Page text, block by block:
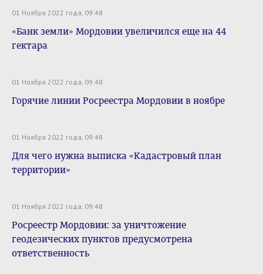
01 Ноября 2022 года, 09:48
«Банк земли» Мордовии увеличился еще на 44
гектара
01 Ноября 2022 года, 09:48
Горячие линии Росреестра Мордовии в ноябре
01 Ноября 2022 года, 09:48
Для чего нужна выписка «Кадастровый план
территории»
01 Ноября 2022 года, 09:48
Росреестр Мордовии: за уничтожение
геодезических пунктов предусмотрена
ответственность